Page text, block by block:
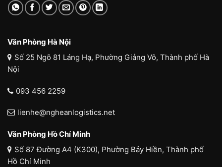
Văn Phòng Hà Nội
Số 25 Ngõ 81 Láng Hạ, Phường Giảng Võ, Thành phố Hà
Nội
093 456 2259
lienhe@ngheanlogistics.net
Văn Phòng Hồ Chí Minh
Số 87 Đường A4 (K300), Phường Bảy Hiền, Thành phố
Hồ Chí Minh